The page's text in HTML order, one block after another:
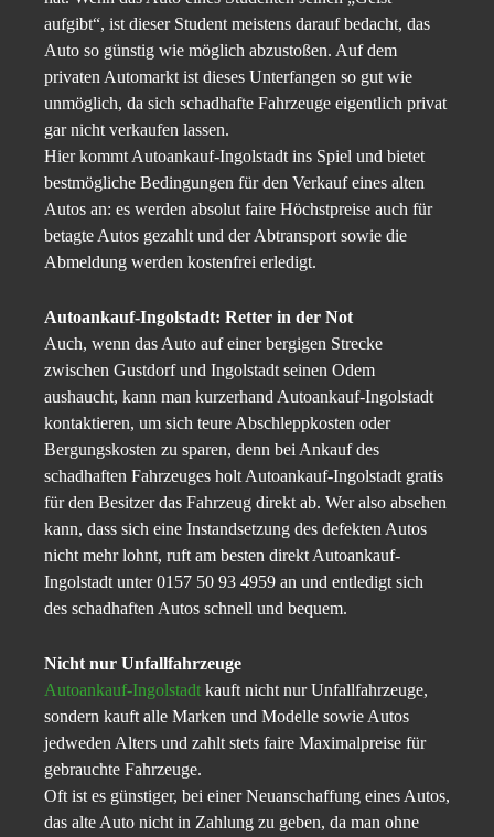
aufgibt“, ist dieser Student meistens darauf bedacht, das
Auto so günstig wie möglich abzustoßen. Auf dem
privaten Automarkt ist dieses Unterfangen so gut wie
unmöglich, da sich schadhafte Fahrzeuge eigentlich privat
gar nicht verkaufen lassen.
Hier kommt Autoankauf-Ingolstadt ins Spiel und bietet
bestmögliche Bedingungen für den Verkauf eines alten
Autos an: es werden absolut faire Höchstpreise auch für
betagte Autos gezahlt und der Abtransport sowie die
Abmeldung werden kostenfrei erledigt.
Autoankauf-Ingolstadt: Retter in der Not
Auch, wenn das Auto auf einer bergigen Strecke
zwischen Gustdorf und Ingolstadt seinen Odem
aushaucht, kann man kurzerhand Autoankauf-Ingolstadt
kontaktieren, um sich teure Abschleppkosten oder
Bergungskosten zu sparen, denn bei Ankauf des
schadhaften Fahrzeuges holt Autoankauf-Ingolstadt gratis
für den Besitzer das Fahrzeug direkt ab. Wer also absehen
kann, dass sich eine Instandsetzung des defekten Autos
nicht mehr lohnt, ruft am besten direkt Autoankauf-
Ingolstadt unter 0157 50 93 4959 an und entledigt sich
des schadhaften Autos schnell und bequem.
Nicht nur Unfallfahrzeuge
Autoankauf-Ingolstadt kauft nicht nur Unfallfahrzeuge,
sondern kauft alle Marken und Modelle sowie Autos
jedweden Alters und zahlt stets faire Maximalpreise für
gebrauchte Fahrzeuge.
Oft ist es günstiger, bei einer Neuanschaffung eines Autos,
das alte Auto nicht in Zahlung zu geben, da man ohne